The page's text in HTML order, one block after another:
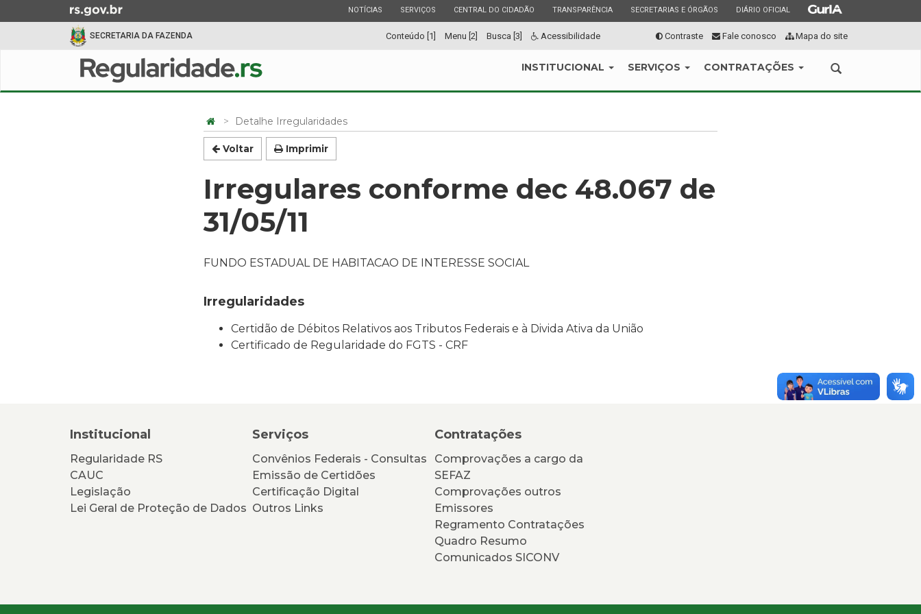
para
para
ESTADO
NOTÍCIAS ESTADO
SERVIÇOS ESTADO
CENTRAL DO CIDADÃO ESTADO
TRANSPARÊNCIA ESTADO
SECRETARIAS E ÓRGÃOS ESTADO
DIÁRIO OFICIAL ESTADO
SECRETARIA DA FAZENDA Conteúdo [1] Menu [2] Busca [3] Acessibilidade Contraste Fale conosco Mapa do site
Abrir
menu
INSTITUCIONAL SERVIÇOS CONTRATAÇÕES
Detalhe Irregularidades
Voltar Imprimir
Irregulares conforme dec 48.067 de
31/05/11
FUNDO ESTADUAL DE HABITACAO DE INTERESSE SOCIAL
Irregularidades
Certidão de Débitos Relativos aos Tributos Federais e à Divida Ativa da União
Certificado de Regularidade do FGTS - CRF
Institucional
Regularidade RS
CAUC
Legislação
Lei Geral de Proteção de Dados
Serviços
Convênios Federais - Consultas
Emissão de Certidões
Certificação Digital
Outros Links
Contratações
Comprovações a cargo da
SEFAZ
Comprovações outros
Emissores
Regramento Contratações
Quadro Resumo
Comunicados SICONV